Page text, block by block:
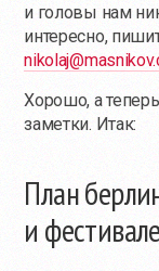
и головы нам
интересно,
Хорошо, а
заметки. Итак:
План
и